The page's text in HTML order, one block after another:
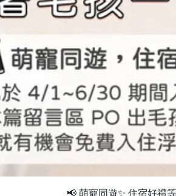
📢 萌寵同遊✨ 住宿好禮等